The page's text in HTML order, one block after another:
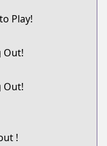
KC_004657_S
Play!
Out!
Out!
!